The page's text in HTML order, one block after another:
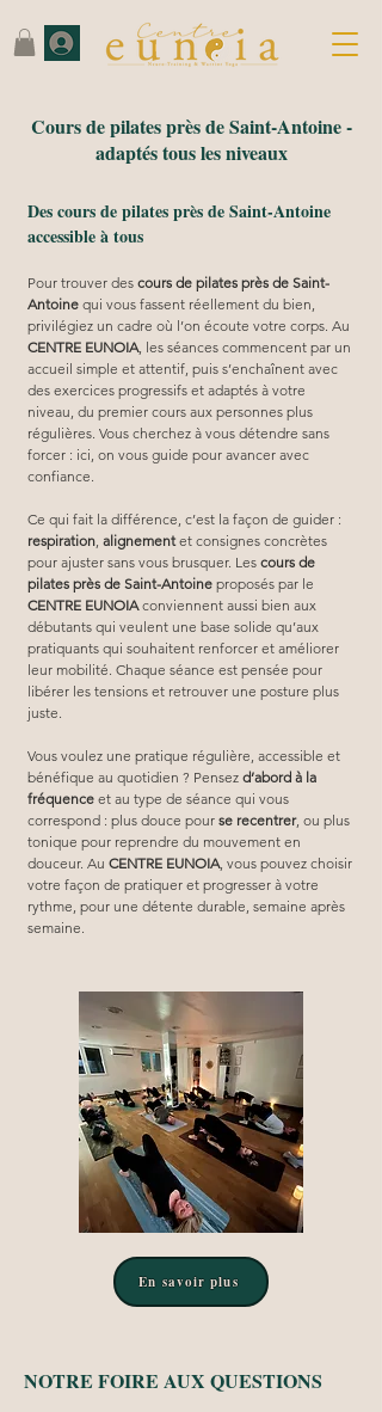
Cours de pilates près de Saint-Antoine -
adaptés tous les niveaux
Des cours de pilates près de Saint-Antoine
accessible à tous
Pour trouver des cours de pilates près de Saint-
Antoine qui vous fassent réellement du bien,
privilégiez un cadre où l’on écoute votre corps. Au
CENTRE EUNOIA, les séances commencent par un
accueil simple et attentif, puis s’enchaînent avec
des exercices progressifs et adaptés à votre
niveau, du premier cours aux personnes plus
régulières. Vous cherchez à vous détendre sans
forcer : ici, on vous guide pour avancer avec
confiance.
Ce qui fait la différence, c’est la façon de guider :
respiration alignement et consignes concrètes
pour ajuster sans vous brusquer. Les cours de
pilates près de Saint-Antoine proposés par le
CENTRE EUNOIA conviennent aussi bien aux
débutants qui veulent une base solide qu’aux
pratiquants qui souhaitent renforcer et améliorer
leur mobilité. Chaque séance est pensée pour
libérer les tensions et retrouver une posture plus
juste.
Vous voulez une pratique régulière, accessible et
bénéfique au quotidien ? Pensez d’abord à la
fréquence et au type de séance qui vous
correspond : plus douce pour se recentrer, ou plus
tonique pour reprendre du mouvement en
douceur. Au CENTRE EUNOIA, vous pouvez choisir
votre façon de pratiquer et progresser à votre
rythme, pour une détente durable, semaine après
semaine.
En savoir plus
NOTRE FOIRE AUX QUESTIONS